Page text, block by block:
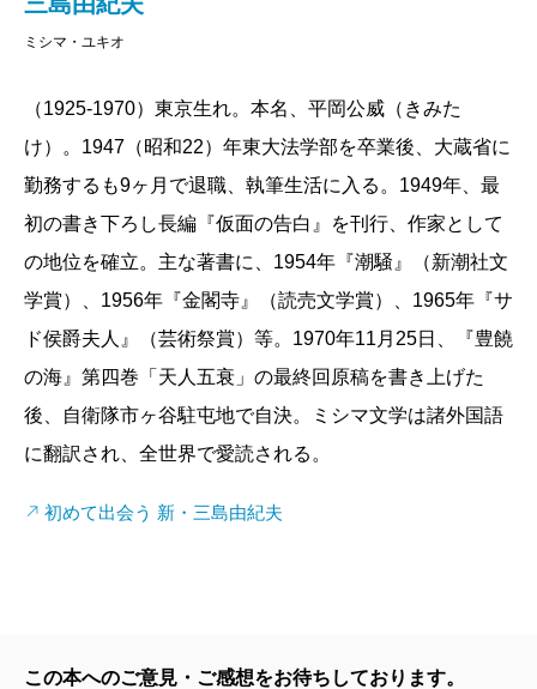
ミシマ・ユキオ
（1925-1970）東京生れ。本名、平岡公威（きみた
け）。1947（昭和22）年東大法学部を卒業後、大蔵省に
勤務するも9ヶ月で退職、執筆生活に入る。1949年、最
初の書き下ろし長編『仮面の告白』を刊行、作家として
の地位を確立。主な著書に、1954年『潮騒』（新潮社文
学賞）、1956年『金閣寺』（読売文学賞）、1965年『サ
ド侯爵夫人』（芸術祭賞）等。1970年11月25日、『豊饒
の海』第四巻「天人五衰」の最終回原稿を書き上げた
後、自衛隊市ヶ谷駐屯地で自決。ミシマ文学は諸外国語
に翻訳され、全世界で愛読される。
初めて出会う 新・三島由紀夫
この本へのご意見・ご感想をお待ちしております。